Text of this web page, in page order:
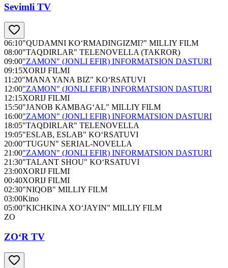
Sevimli TV
06:10"QUDAMNI KO‘RMADINGIZMI?" MILLIY FILM
08:00"TAQDIRLAR" TELENOVELLA (TAKROR)
09:00"ZAMON" (JONLI EFIR) INFORMATSION DASTURI
09:15XORIJ FILMI
11:20"MANA YANA BIZ" KO‘RSATUVI
12:00"ZAMON" (JONLI EFIR) INFORMATSION DASTURI
12:15XORIJ FILMI
15:50"JANOB KAMBAG‘AL" MILLIY FILM
16:00"ZAMON" (JONLI EFIR) INFORMATSION DASTURI
18:05"TAQDIRLAR" TELENOVELLA
19:05"ESLAB, ESLAB" KO‘RSATUVI
20:00"TUGUN" SERIAL-NOVELLA
21:00"ZAMON" (JONLI EFIR) INFORMATSION DASTURI
21:30"TALANT SHOU" KO‘RSATUVI
23:00XORIJ FILMI
00:40XORIJ FILMI
02:30"NIQOB" MILLIY FILM
03:00Kino
05:00"KICHKINA XO‘JAYIN" MILLIY FILM
ZO
ZO‘R TV